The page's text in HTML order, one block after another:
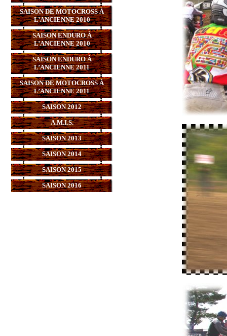
SAISON DE MOTOCROSS À
L’ANCIENNE 2010
SAISON ENDURO À
L’ANCIENNE 2010
SAISON ENDURO À
L’ANCIENNE 2011
SAISON DE MOTOCROSS À
L’ANCIENNE 2011
SAISON 2012
A.M.I.S.
SAISON 2013
SAISON 2014
SAISON 2015
SAISON 2016